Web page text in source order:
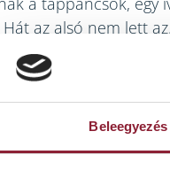
Beleegyezés
az alsó nem lett
a tappancsok is
majd húzni. Így
egyszer, amikor
viszont úgy néz ki a
és összekuszálta